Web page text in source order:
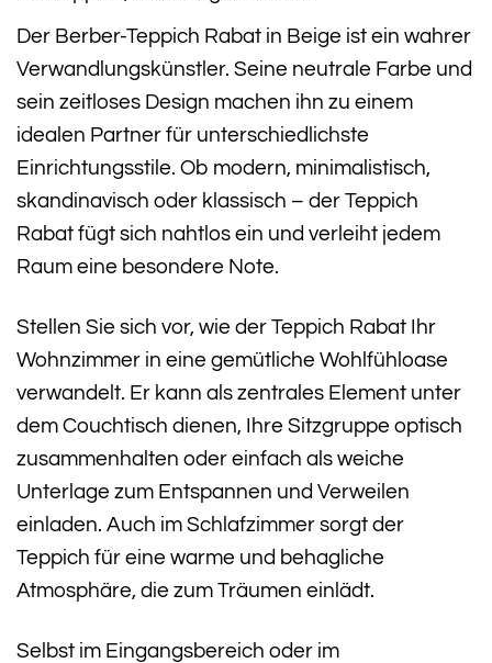
Der Berber-Teppich Rabat in Beige ist ein wahrer
Verwandlungskünstler. Seine neutrale Farbe und
sein zeitloses Design machen ihn zu einem
idealen Partner für unterschiedlichste
Einrichtungsstile. Ob modern, minimalistisch,
skandinavisch oder klassisch – der Teppich
Rabat fügt sich nahtlos ein und verleiht jedem
Raum eine besondere Note.
Stellen Sie sich vor, wie der Teppich Rabat Ihr
Wohnzimmer in eine gemütliche Wohlfühloase
verwandelt. Er kann als zentrales Element unter
dem Couchtisch dienen, Ihre Sitzgruppe optisch
zusammenhalten oder einfach als weiche
Unterlage zum Entspannen und Verweilen
einladen. Auch im Schlafzimmer sorgt der
Teppich für eine warme und behagliche
Atmosphäre, die zum Träumen einlädt.
Selbst im Eingangsbereich oder im